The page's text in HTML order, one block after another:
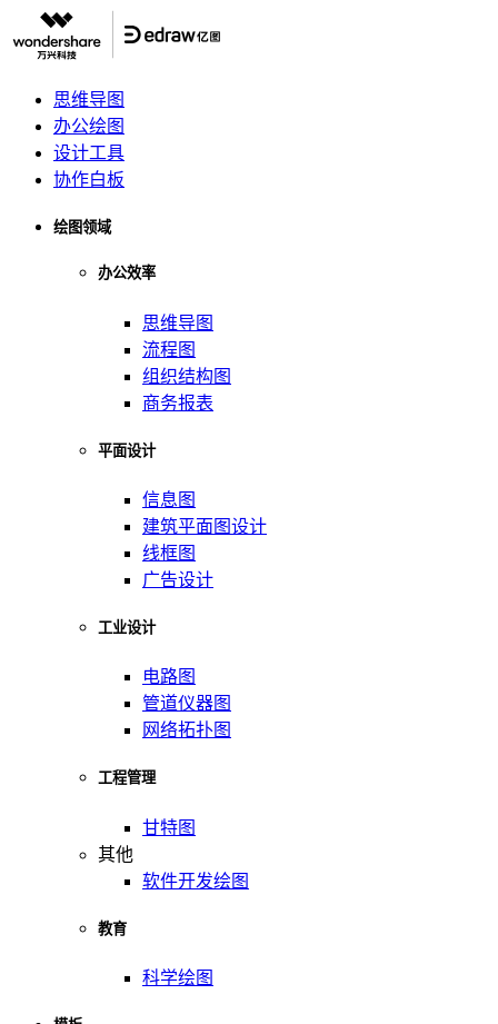
思维导图
办公绘图
设计工具
协作白板
绘图领域
办公效率
思维导图
流程图
组织结构图
商务报表
平面设计
信息图
建筑平面图设计
线框图
广告设计
工业设计
电路图
管道仪器图
网络拓扑图
工程管理
甘特图
其他
软件开发绘图
教育
科学绘图